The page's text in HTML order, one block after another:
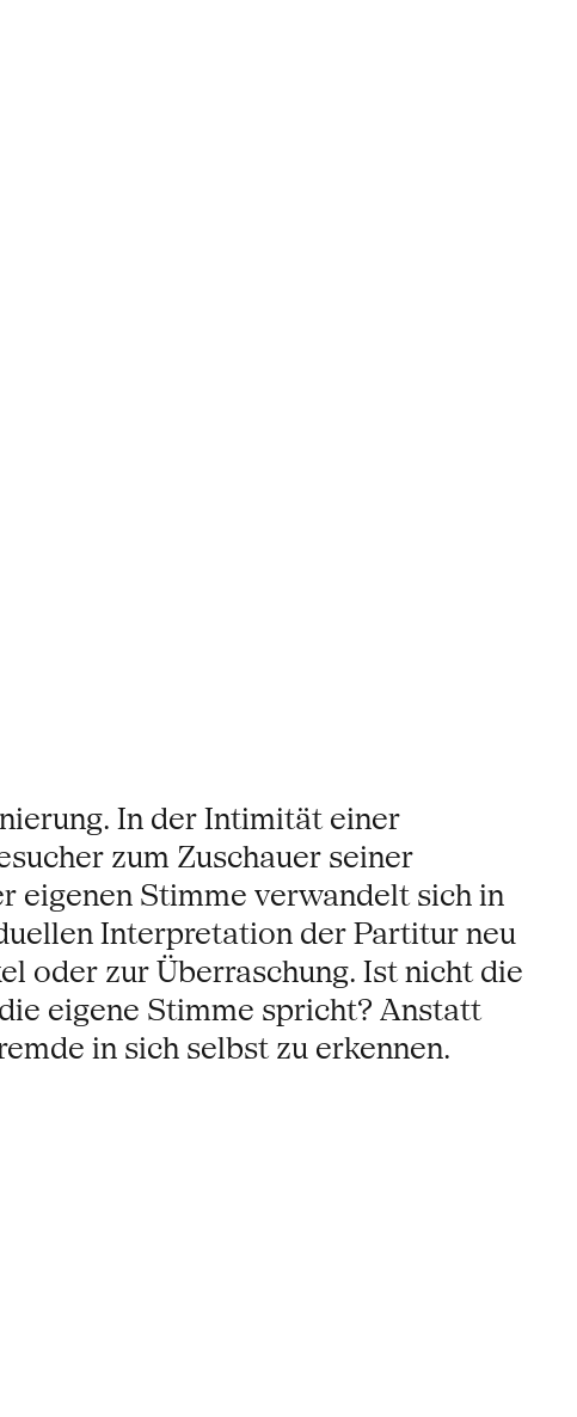
In der Intimität einer
zum Zuschauer seiner
eigenen Stimme verwandelt sich in
Interpretation der Partitur neu
oder zur Überraschung. Ist nicht die
eigene Stimme spricht? Anstatt
in sich selbst zu erkennen.